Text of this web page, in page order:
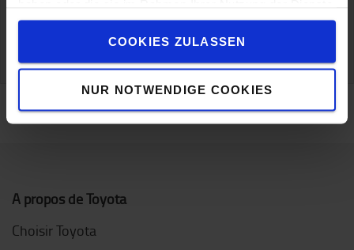
gesammelt haben.
COOKIES ZULASSEN
NUR NOTWENDIGE COOKIES
A propos de Toyota
Choisir Toyota